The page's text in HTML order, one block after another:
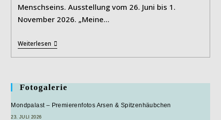
Menschseins. Ausstellung vom 26. Juni bis 1.
November 2026. „Meine…
WeiterlesenJAUME
PLENSA:
Invisible
Fotogalerie
Mondpalast – Premierenfotos Arsen & Spitzenhäubchen
23. JULI 2026